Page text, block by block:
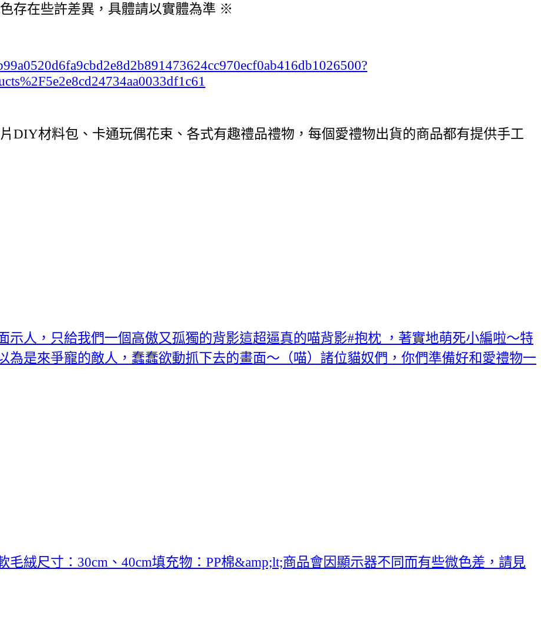
存在些許差異，具體請以實體為準 ※
DIY材料包、卡通玩偶花束、各式有趣禮品禮物，每個愛禮物出貨的商品都有提供手工
示人，只給我們一個高傲又孤獨的背影這超逼真的喵背影#抱枕 ，著實地萌死小編啦～特
為是來爭寵的敵人，蠢蠢欲動抓下去的畫面～（喵）諸位貓奴們，你們準備好和愛禮物一
絨尺寸：30cm、40cm填充物：PP棉&amp;lt;商品會因顯示器不同而有些微色差，請見